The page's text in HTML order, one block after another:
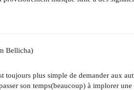
Bellicha)
toujours plus simple de demander aux
son temps(beaucoup) à implorer